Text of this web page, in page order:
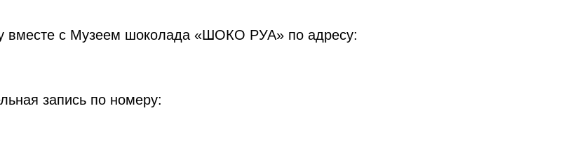
вместе с Музеем шоколада «ШОКО РУА» по адресу:
запись по номеру: